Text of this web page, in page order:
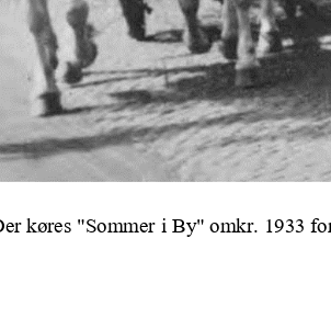
køres "Sommer i By" omkr. 1933